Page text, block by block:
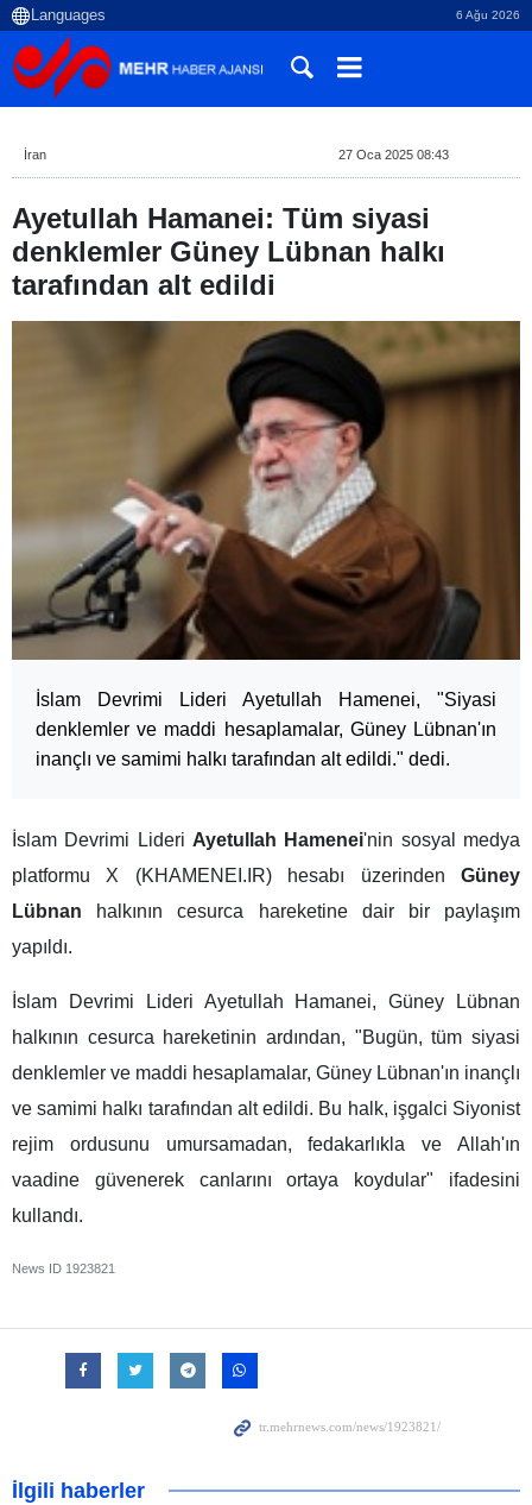
6 Ağu 2026
İran 27 Oca 2025 08:43
Ayetullah Hamanei: Tüm siyasi
denklemler Güney Lübnan halkı
tarafından alt edildi
İslam Devrimi Lideri Ayetullah Hamenei, "Siyasi
denklemler ve maddi hesaplamalar, Güney Lübnan'ın
inançlı ve samimi halkı tarafından alt edildi." dedi.
İslam Devrimi Lideri Ayetullah Hamenei'nin sosyal medya
platformu X (KHAMENEI.IR) hesabı üzerinden Güney
Lübnan halkının cesurca hareketine dair bir paylaşım
yapıldı.
İslam Devrimi Lideri Ayetullah Hamanei, Güney Lübnan
halkının cesurca hareketinin ardından, "Bugün, tüm siyasi
denklemler ve maddi hesaplamalar, Güney Lübnan'ın inançlı
ve samimi halkı tarafından alt edildi. Bu halk, işgalci Siyonist
rejim ordusunu umursamadan, fedakarlıkla ve Allah'ın
vaadine güvenerek canlarını ortaya koydular" ifadesini
kullandı.
News ID 1923821
İlgili haberler